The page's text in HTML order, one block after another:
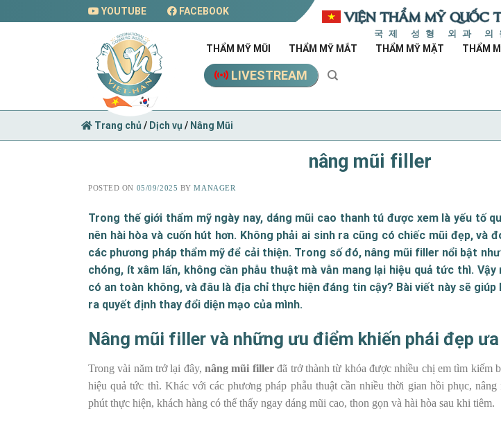
to
YOUTUBE FACEBOOK
국제 성형 외과 의
THẨM MỸ MŨI THẨM MỸ MẮT THẨM MỸ MẶT THẨM
LIVESTREAM
Trang chủ / Dịch vụ / Nâng Mũi
nâng mũi filler
POSTED ON 05/09/2025 BYMANAGER
Trong thế giới thẩm mỹ ngày nay, dáng mũi cao thanh tú được xem là yếu tố
nên hài hòa và cuốn hút hơn. Không phải ai sinh ra cũng có chiếc mũi đẹp, và
các phương pháp thẩm mỹ để cải thiện. Trong số đó, nâng mũi filler nổi bật
chóng, ít xâm lấn, không cần phẫu thuật mà vẫn mang lại hiệu quả tức thì.
có an toàn không, và đâu là địa chỉ thực hiện đáng tin cậy? Bài viết này sẽ
ra quyết định thay đổi diện mạo của mình.
Nâng mũi filler và những ưu điểm khiến phái đẹp
Trong vài năm trở lại đây,nâng mũi fillerđã trở thành từ khóa được nhiều chị em tìm kiếm
hiệu quả tức thì. Khác với các phương pháp phẫu thuật cần nhiều thời gian hồi phục,
phút thực hiện, khách hàng có thể thấy ngay dáng mũi cao, thon gọn và hài hòa sau khi tiêm.